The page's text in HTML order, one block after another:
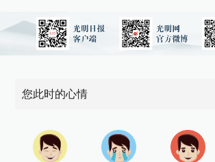
您此时的心情